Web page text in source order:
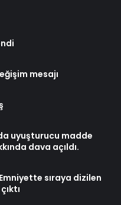
mesajı
uyuşturucu madde
dava açıldı.
sıraya dizilen